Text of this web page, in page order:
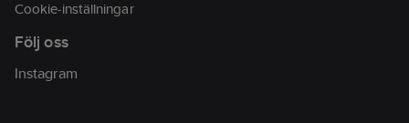
301459 med magnet-
knappar / Dubbelt
material av 100%
CORDURA® / Kan
Cookie-inställningar
Följ oss
Instagram